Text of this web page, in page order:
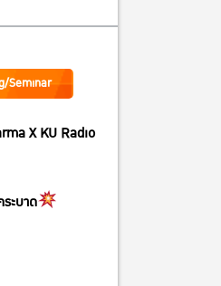
Seminar
X KU Radio
ระบาด